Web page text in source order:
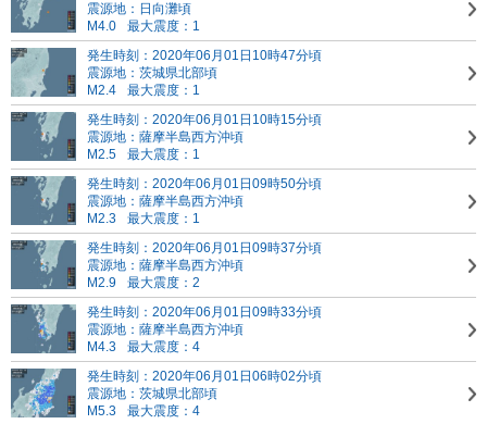
震源地：日向灘頃
M4.0
最大震度：1
発生時刻：2020年06月01日10時47分頃
震源地：茨城県北部頃
M2.4
最大震度：1
発生時刻：2020年06月01日10時15分頃
震源地：薩摩半島西方沖頃
M2.5
最大震度：1
発生時刻：2020年06月01日09時50分頃
震源地：薩摩半島西方沖頃
M2.3
最大震度：1
発生時刻：2020年06月01日09時37分頃
震源地：薩摩半島西方沖頃
M2.9
最大震度：2
発生時刻：2020年06月01日09時33分頃
震源地：薩摩半島西方沖頃
M4.3
最大震度：4
発生時刻：2020年06月01日06時02分頃
震源地：茨城県北部頃
M5.3
最大震度：4